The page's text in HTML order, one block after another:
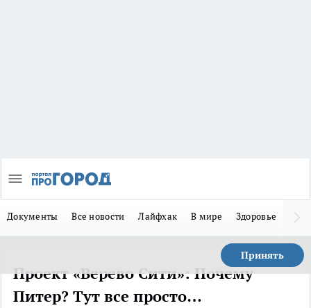
Документы Все новости Лайфхак В мире Здоровье
Принять
Проект «Верево Сити»: Почему
Питер? Тут все просто…